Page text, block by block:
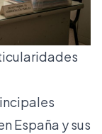
España y sus